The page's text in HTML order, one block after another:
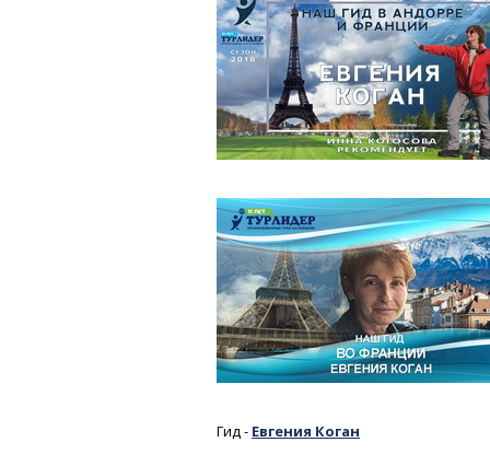
Гид - Евгения Коган